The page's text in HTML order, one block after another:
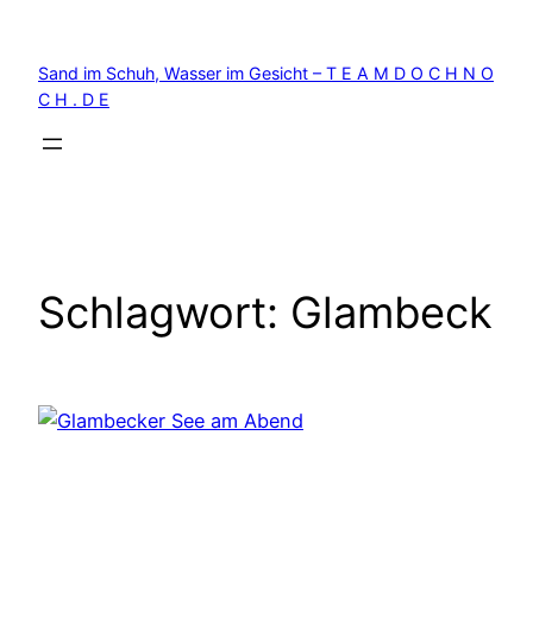
springen
Sand im Schuh, Wasser im Gesicht – T E A M D O C H N O
C H . D E
Schlagwort: Glambeck